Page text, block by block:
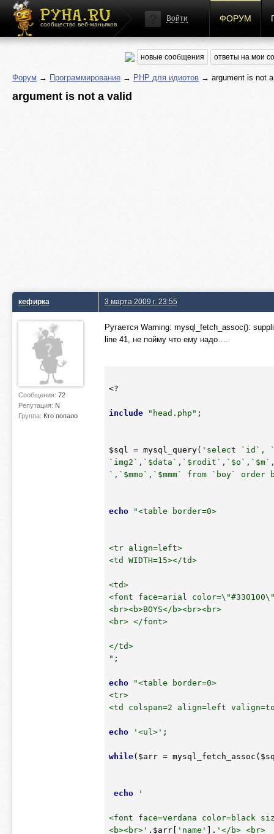
сообщество веб-маньяков
Войти ФОРУМ
новые сообщения ответы на мои
Форум → Программирование → PHP для идиотов → argument is not
argument is not a valid
кефирка
Сообщения: 72
Репутация: N
Группа: Кто попало
3 марта 2009 г. 23:55
Ругается Warning: mysql_fetch_assoc():
line 41, не пойму что ему надо….
<?
include "head.php" ;
$sql = mysql_query( 'select `id`,
`,`$mmo`,`$mmm` from `boy`
echo "<table border=0>
<tr align=left>
<td WIDTH=15></td>
<td>
<font face=arial
<br><b>BOYS</b><br><br>
<br> </font>
</td>
" ;
echo
"<table border=0>
<tr>
<td colspan=2 align=left
echo '<ul>' ;
while( $arr = mysql_fetch_assoc(
echo '
<font face=verdana color=black
<b><br>' . $arr[ 'name' ]. '</b> <br>